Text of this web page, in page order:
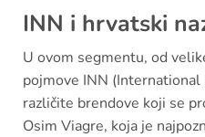
INN i hrvatski
U ovom segmentu, od
pojmove INN
različite brendove koji se
Osim Viagre, koja je